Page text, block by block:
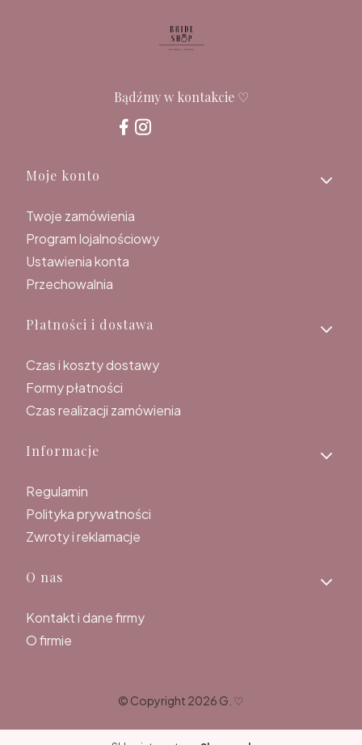
Bądźmy w kontakcie ♡
Linki w stopce
Moje konto
Twoje zamówienia
Program lojalnościowy
Ustawienia konta
Przechowalnia
Płatności i dostawa
Czas i koszty dostawy
Formy płatności
Czas realizacji zamówienia
Informacje
Regulamin
Polityka prywatności
Zwroty i reklamacje
O nas
Kontakt i dane firmy
O firmie
© Copyright 2026 G. ♡